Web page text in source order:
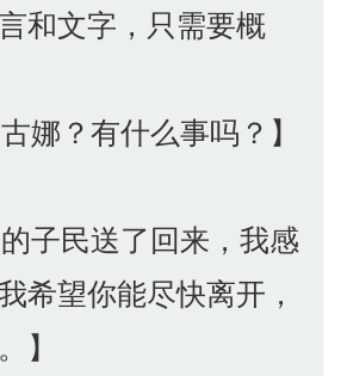
和文字，只需要概
娜？有什么事吗？】
子民送了回来，我感
希望你能尽快离开，
】